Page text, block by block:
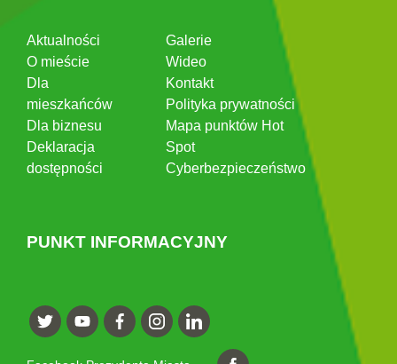
Aktualności
O mieście
Dla
mieszkańców
Dla biznesu
Deklaracja
dostępności
Galerie
Wideo
Kontakt
Polityka prywatności
Mapa punktów Hot
Spot
Cyberbezpieczeństwo
PUNKT INFORMACYJNY